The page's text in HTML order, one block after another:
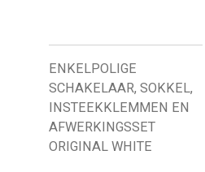
ENKELPOLIGE
SCHAKELAAR, SOKKEL,
INSTEEKKLEMMEN EN
AFWERKINGSSET
ORIGINAL WHITE